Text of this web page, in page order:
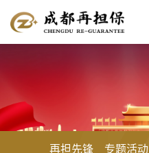
再担先锋 专题活动